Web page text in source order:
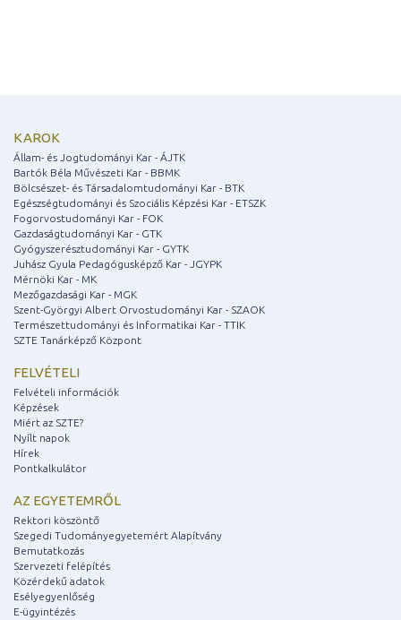
KAROK
Állam- és Jogtudományi Kar - ÁJTK
Bartók Béla Művészeti Kar - BBMK
Bölcsészet- és Társadalomtudományi Kar - BTK
Egészségtudományi és Szociális Képzési Kar - ETSZK
Fogorvostudományi Kar - FOK
Gazdaságtudományi Kar - GTK
Gyógyszerésztudományi Kar - GYTK
Juhász Gyula Pedagógusképző Kar - JGYPK
Mérnöki Kar - MK
Mezőgazdasági Kar - MGK
Szent-Györgyi Albert Orvostudományi Kar - SZAOK
Természettudományi és Informatikai Kar - TTIK
SZTE Tanárképző Központ
FELVÉTELI
Felvételi információk
Képzések
Miért az SZTE?
Nyílt napok
Hírek
Pontkalkulátor
AZ EGYETEMRŐL
Rektori köszöntő
Szegedi Tudományegyetemért Alapítvány
Bemutatkozás
Szervezeti felépítés
Közérdekű adatok
Esélyegyenlőség
E-ügyintézés